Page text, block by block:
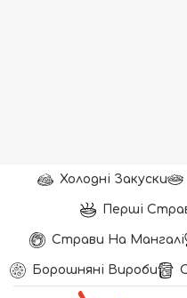
Холодні Закуски
Перші
Страви На Мангалі
Борошняні Вироби